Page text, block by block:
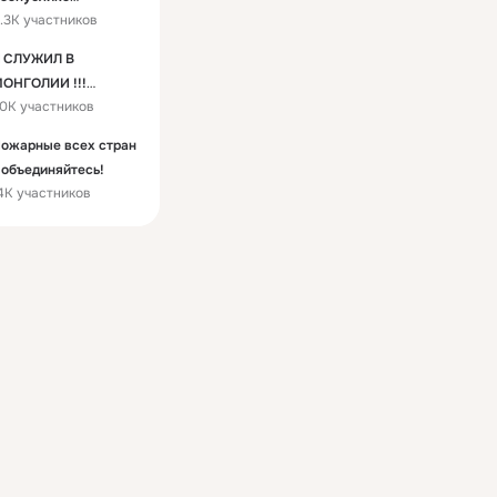
участников
СЛУЖИЛ В
!!!
ЗабВО"
участников
всех стран
участников